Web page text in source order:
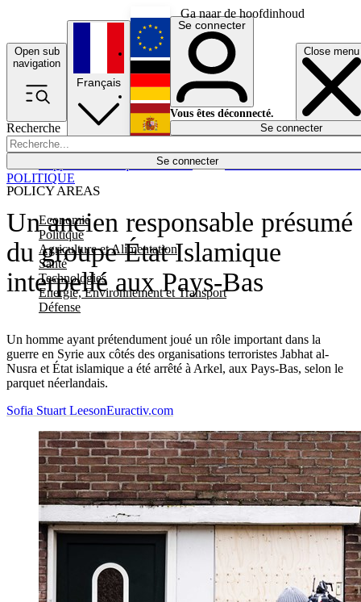
Ga naar de hoofdinhoud
Open sub
navigation
Close menu
Recherche
Se connecter
POLICY AREAS
Economie
Politique
Agriculture et Alimentation
Santé
Technologies
Energie, Environnement et Transport
Défense
Économie
Français
English
Deutsch
Español
Se connecter
Vous êtes déconnecté.
Se connecter
Un ancien responsable présumé
du groupe État Islamique
interpellé aux Pays-Bas
Un homme ayant prétendument joué un rôle important dans la
guerre en Syrie aux côtés des organisations terroristes Jabhat al-
Nusra et État islamique a été arrêté à Arkel, aux Pays-Bas, selon le
parquet néerlandais.
POLITIQUE
Sofia Stuart LeesonEuractiv.com